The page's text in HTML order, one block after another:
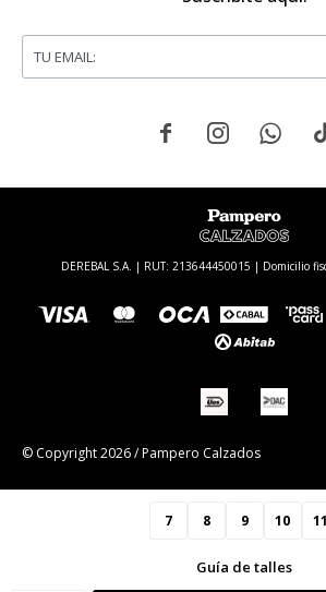
7 8 9 10 11
Guía de talles
  
DEREBAL S.A. | RUT: 213644450015 | Domicilio
© Copyright 2026 / Pampero Calzados